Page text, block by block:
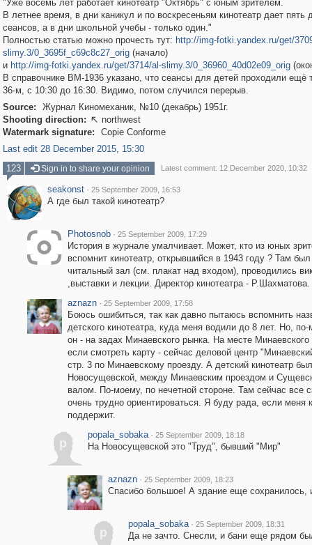
"Уже восемь лет работает кинотеатр "Октябрь" с юным зрителем.
В летнее время, в дни каникул и по воскресеньям кинотеатр дает пять
сеансов, а в дни школьной учебы - только один."
Полностью статью можно прочесть тут: http://img-fotki.yandex.ru/get/
slimy.3/0_3695f_c69c8c27_orig(начало)
и http://img-fotki.yandex.ru/get/3714/al-slimy.3/0_36960_40d02e09_orig
В справочнике ВМ-1936 указано, что сеансы для детей проходили ещё
36-м, с 10:30 до 16:30. Видимо, потом случился перерыв.
Source:
Журнал Киномеханик, №10 (декабрь) 1951г.
Shooting direction:  northwest
Watermark signature:
Copie Conforme
Last edit 28 December 2015, 15:30
123
Sign in to share your opinion Latest comment: 12 December 2020, 10:32
seakonst · 25 September 2009, 16:53
А где был такой кинотеатр?
Photosnob · 25 September 2009, 17:29
История в журнале умалчивает. Может, кто из юных
вспомнит кинотеатр, открывшийся в 1943 году ? Там был
читальный зал (см. плакат над входом), проводились
,выставки и лекции. Директор кинотеатра - Р.Шахматова.
aznazn · 25 September 2009, 17:58
Боюсь ошибиться, так как давно пытаюсь вспомнить
детского кинотеатра, куда меня водили до 8 лет. Но,
он - на задах Минаевского рынка. На месте Минаевского
если смотреть карту - сейчас деловой центр
стр. 3 по Минаевскому проезду. А детский кинотеатр
Новосущевской, между Минаевским проездом и
валом. По-моему, по нечетной стороне. Там сейчас все
очень трудно ориентироваться. Я буду рада, если меня
поддержит.
p
popala_sobaka · 25 September 2009, 18:18
На Новосущевской это "Труд", бывший "Мир"
aznazn · 25 September 2009, 18:23
Спасибо большое! А здание еще сохранилось,
p
popala_sobaka · 25 September 2009, 18:31
Да не зачто. Снесли, и бани еще рядом